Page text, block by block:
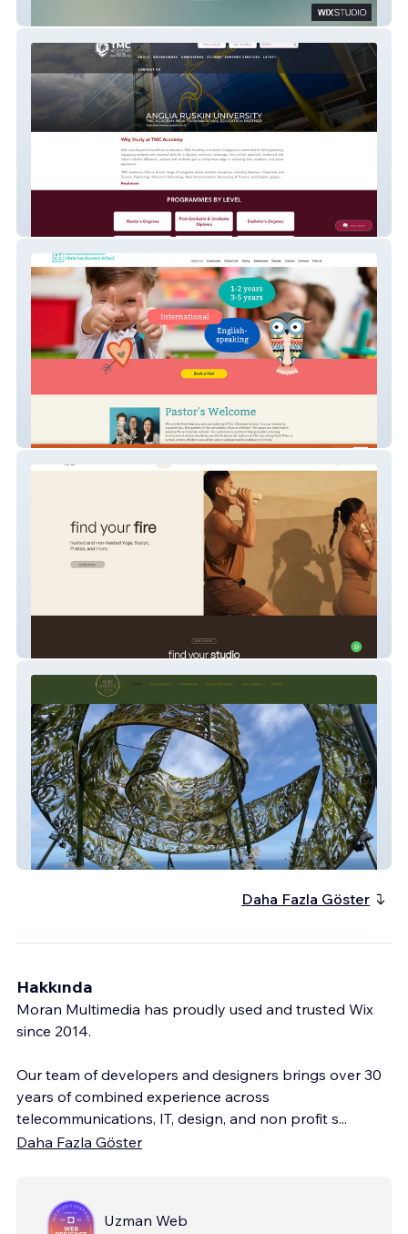
SPCC Christian School
Make A Scene! Bali, Indonesia
Daha Fazla Göster
Hakkında
Moran Multimedia has proudly used and trusted Wix
since 2014.
Our team of developers and designers brings over 30
years of combined experience across
telecommunications, IT, design, and non profit s...
Daha Fazla Göster
Uzman Web